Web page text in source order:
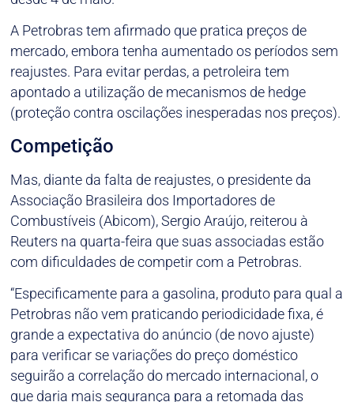
A Petrobras tem afirmado que pratica preços de
mercado, embora tenha aumentado os períodos sem
reajustes. Para evitar perdas, a petroleira tem
apontado a utilização de mecanismos de hedge
(proteção contra oscilações inesperadas nos preços).
Competição
Mas, diante da falta de reajustes, o presidente da
Associação Brasileira dos Importadores de
Combustíveis (Abicom), Sergio Araújo, reiterou à
Reuters na quarta-feira que suas associadas estão
com dificuldades de competir com a Petrobras.
“Especificamente para a gasolina, produto para qual a
Petrobras não vem praticando periodicidade fixa, é
grande a expectativa do anúncio (de novo ajuste)
para verificar se variações do preço doméstico
seguirão a correlação do mercado internacional, o
que daria mais segurança para a retomada das